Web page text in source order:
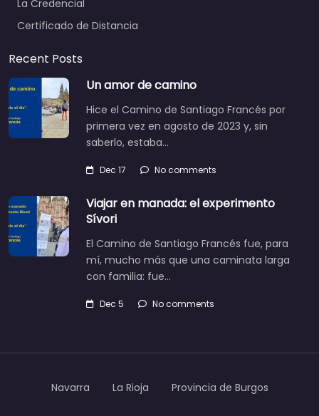
La Credencial
Certificado de Distancia
Recent Posts
Un amor de camino
Hice el Camino de Santiago Francés por
primera vez en agosto de 2023 y, sin
saberlo, estaba…
Dec 17 No comments
Viajar en manada: el experimento
Sívori
El Camino de Santiago Francés fue, para
mí, mucho más que una caminata larga
con familia: fue…
Dec 5 No comments
Navarra La Rioja Provincia de Burgos